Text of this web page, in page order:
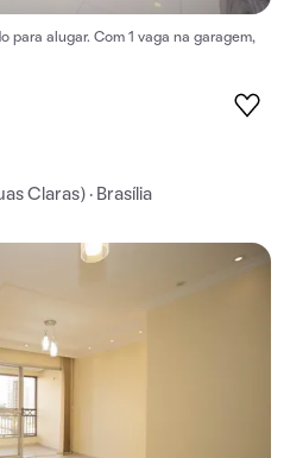
para alugar. Com 1 vaga na garagem,
Claras) · Brasília